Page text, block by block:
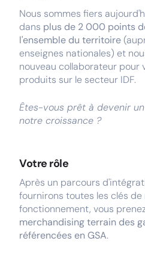
Nous sommes fiers
dans plus de 2 000 points
l'ensemble du territoire
enseignes nationales) et
nouveau collaborateur pour
produits sur le secteur IDF.
Êtes-vous prêt à devenir
notre croissance ?
Votre rôle
Après un parcours
fournirons toutes les clés
fonctionnement, vous
merchandising terrain des
référencées en GSA.